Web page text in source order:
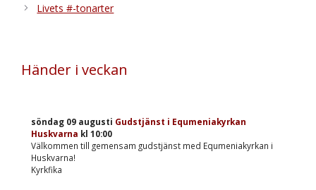
Livets #-tonarter
Händer i veckan
söndag 09 augusti Gudstjänst i Equmeniakyrkan
Huskvarna kl 10:00
Välkommen till gemensam gudstjänst med Equmeniakyrkan i
Huskvarna!
Kyrkfika